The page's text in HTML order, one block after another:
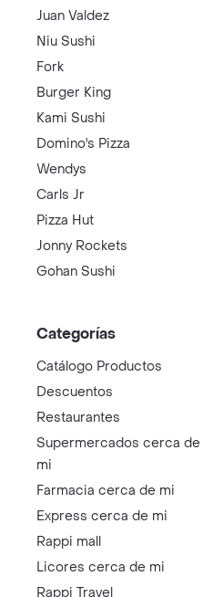
Juan Valdez
Niu Sushi
Fork
Burger King
Kami Sushi
Domino's Pizza
Wendys
Carls Jr
Pizza Hut
Jonny Rockets
Gohan Sushi
Categorías
Catálogo Productos
Descuentos
Restaurantes
Supermercados cerca de
mi
Farmacia cerca de mi
Express cerca de mi
Rappi mall
Licores cerca de mi
Rappi Travel